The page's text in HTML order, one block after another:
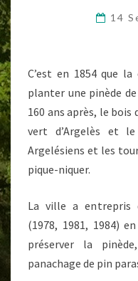
14
C’est en 1854 que
planter une pinède
160 ans après, le
vert d’Argelès et
Argelésiens et les
pique-niquer.
La ville a entrepris
(1978, 1981, 1984)
préserver la
panachage de pin